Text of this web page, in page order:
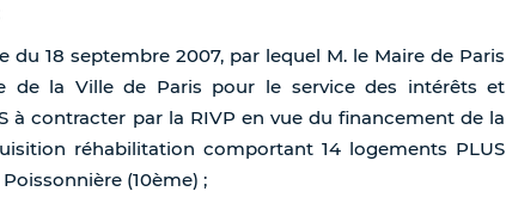
18 septembre 2007, par lequel M. le Maire de Paris
de la Ville de Paris pour le service des intérêts et
à contracter par la RIVP en vue du financement de la
réhabilitation comportant 14 logements PLUS
(10ème) ;